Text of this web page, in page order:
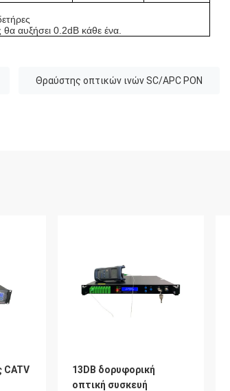
αυξήσει 0.2dB κάθε ένα.
Θραύστης οπτικών ινών SC/APC PON
CATV
13DB δορυφορική
οπτική συσκευή